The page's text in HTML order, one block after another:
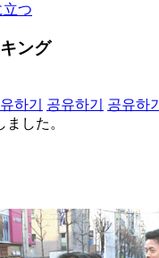
立つ
ング
하기 공유하기
공유하기
した。